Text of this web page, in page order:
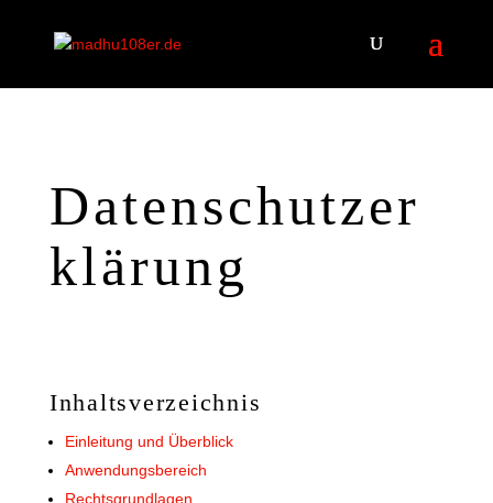
Datenschutzer
klärung
Inhaltsverzeichnis
Einleitung und Überblick
Anwendungsbereich
Rechtsgrundlagen